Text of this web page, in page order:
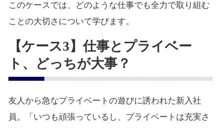
このケースでは、どのような仕事でも全力で取り組む
ことの大切さについて学びます。
【ケース3】仕事とプライベー
ト、どっちが大事？
友人から急なプライベートの遊びに誘われた新入社
員。「いつも頑張っているし、プライベートは充実さ